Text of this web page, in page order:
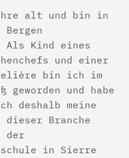
alt und bin in
Bergen
Als Kind eines
und einer
bin ich im
geworden und habe
deshalb meine
Branche
der
in Sierre